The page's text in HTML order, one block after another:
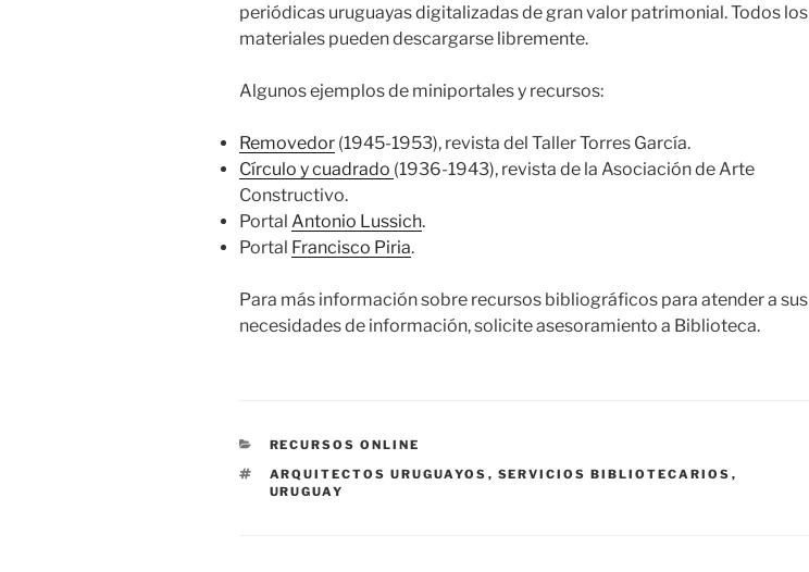
periódicas uruguayas digitalizadas de gran valor patrimonial. Todos los
materiales pueden descargarse libremente.
Algunos ejemplos de miniportales y recursos:
Removedor (1945-1953), revista del Taller Torres García.
Círculo y cuadrado (1936-1943), revista de la Asociación de Arte
Constructivo.
Portal Antonio Lussich.
Portal Francisco Piria.
Para más información sobre recursos bibliográficos para atender a sus
necesidades de información, solicite asesoramiento a Biblioteca.
CATEGORÍAS
RECURSOS ONLINE
ETIQUETAS
ARQUITECTOS URUGUAYOS , SERVICIOS BIBLIOTECARIOS ,
URUGUAY